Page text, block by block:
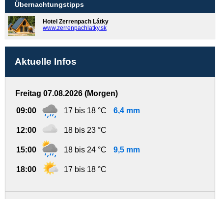
Übernachtungstipps
Hotel Zerrenpach Látky
www.zerrenpachlatky.sk
Aktuelle Infos
Freitag 07.08.2026 (Morgen)
09:00 17 bis 18 °C 6,4 mm
12:00 18 bis 23 °C
15:00 18 bis 24 °C 9,5 mm
18:00 17 bis 18 °C